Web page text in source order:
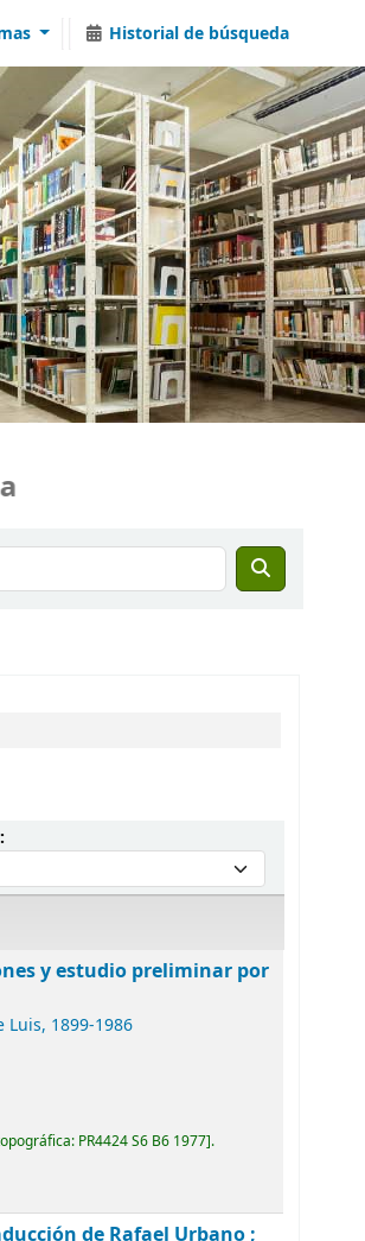
Historial de búsqueda
Ordenar por:
y estudio preliminar por
Luis, 1899-1986
PR4424 S6 B6 1977 .
de Rafael Urbano ;